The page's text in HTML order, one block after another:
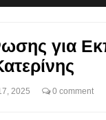
για
2025 0 comment